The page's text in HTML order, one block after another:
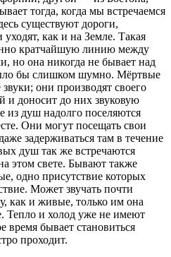
тогда, когда мы встречаемся
существуют дороги,
как и на Земле. Такая
кратчайшую линию между
но она никогда не бывает над
бы слишком шумно. Мёртвые
они производят своего
и доносит до них звуковую
из душ надолго поселяются
Они могут посещать свои
задерживаться там в течение
душ так же встречаются
этом свете. Бывают также
одно присутствие которых
Может звучать почти
как и живые, только им она
Тепло и холод уже не имеют
время бывает становиться
проходит.